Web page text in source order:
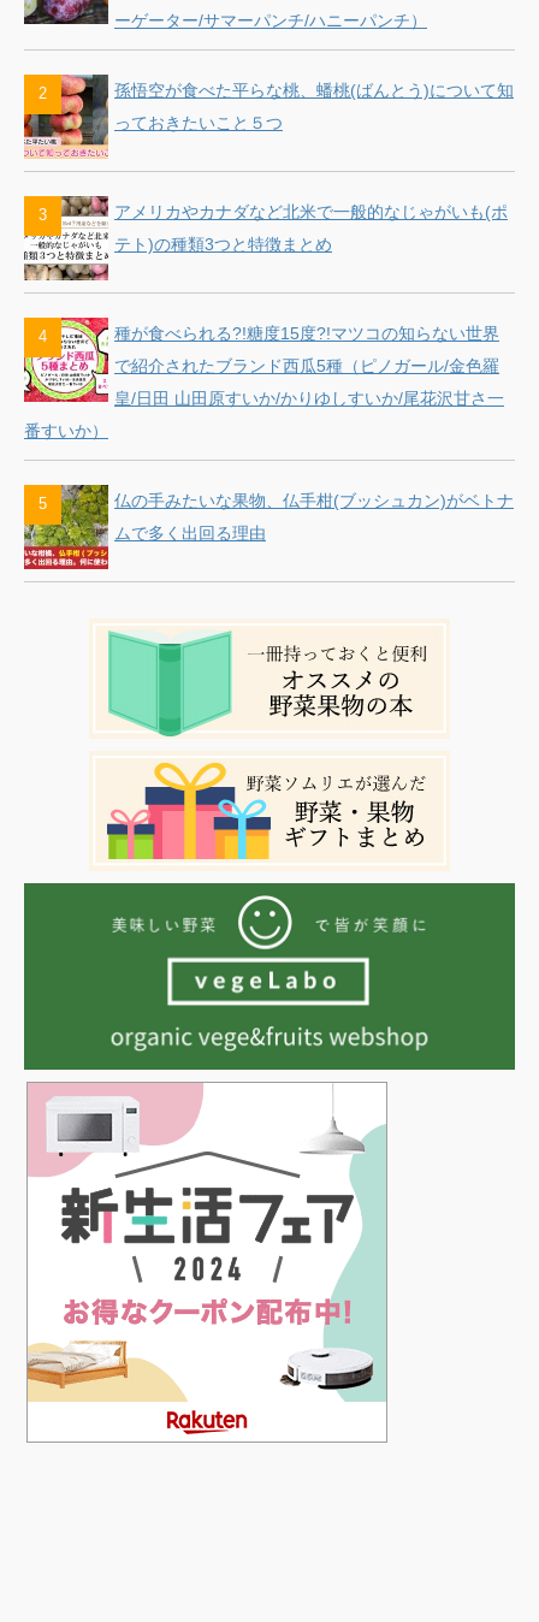
ーゲーター/サマーパンチ/ハニーパンチ）
孫悟空が食べた平らな桃、蟠桃(ばんとう)について知
っておきたいこと５つ
アメリカやカナダなど北米で一般的なじゃがいも(ポ
テト)の種類3つと特徴まとめ
種が食べられる?!糖度15度?!マツコの知らない世界
で紹介されたブランド西瓜5種（ピノガール/金色羅
皇/日田 山田原すいか/かりゆしすいか/尾花沢甘さ一
番すいか）
仏の手みたいな果物、仏手柑(ブッシュカン)がベトナ
ムで多く出回る理由